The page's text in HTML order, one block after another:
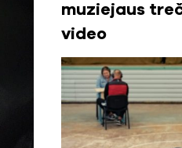
muziejaus
video